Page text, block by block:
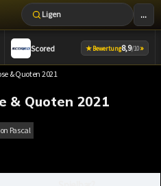
Zum
Inhalt
springen
Ligen ...
Scored ★Bewertung8,9/10»
& Quoten 2021
& Quoten 2021
Pascal